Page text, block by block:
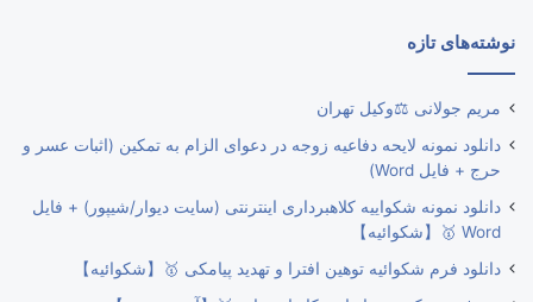
نوشته‌های تازه
مریم جولانی ⚖️وکیل تهران
دانلود نمونه لایحه دفاعیه زوجه در دعوای الزام به تمکین (اثبات عسر و
حرج + فایل Word)
دانلود نمونه شکواییه کلاهبرداری اینترنتی (سایت دیوار/شیپور) + فایل
Word 🥇【شکوائیه】
دانلود فرم شکوائیه توهین افترا و تهدید پیامکی 🥇【شکوائیه】